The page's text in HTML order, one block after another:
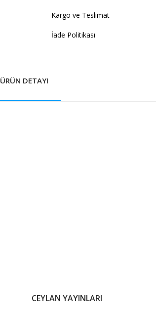
Kargo ve Teslimat
İade Politikası
ÜRÜN DETAYI
CEYLAN YAYINLARI